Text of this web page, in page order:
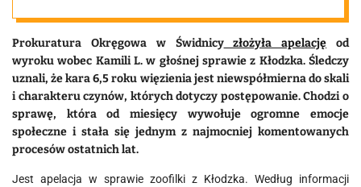
Prokuratura Okręgowa w Świdnicyzłożyła apelację od
wyroku wobec Kamili L. w głośnej sprawie z Kłodzka. Śledczy
uznali, że kara 6,5 roku więzienia jest niewspółmierna do skali
i charakteru czynów, których dotyczy postępowanie. Chodzi o
sprawę, która od miesięcy wywołuje ogromne emocje
społeczne i stała się jednym z najmocniej komentowanych
procesów ostatnich lat.
Jest apelacja w sprawie zoofilki z Kłodzka. Według informacji